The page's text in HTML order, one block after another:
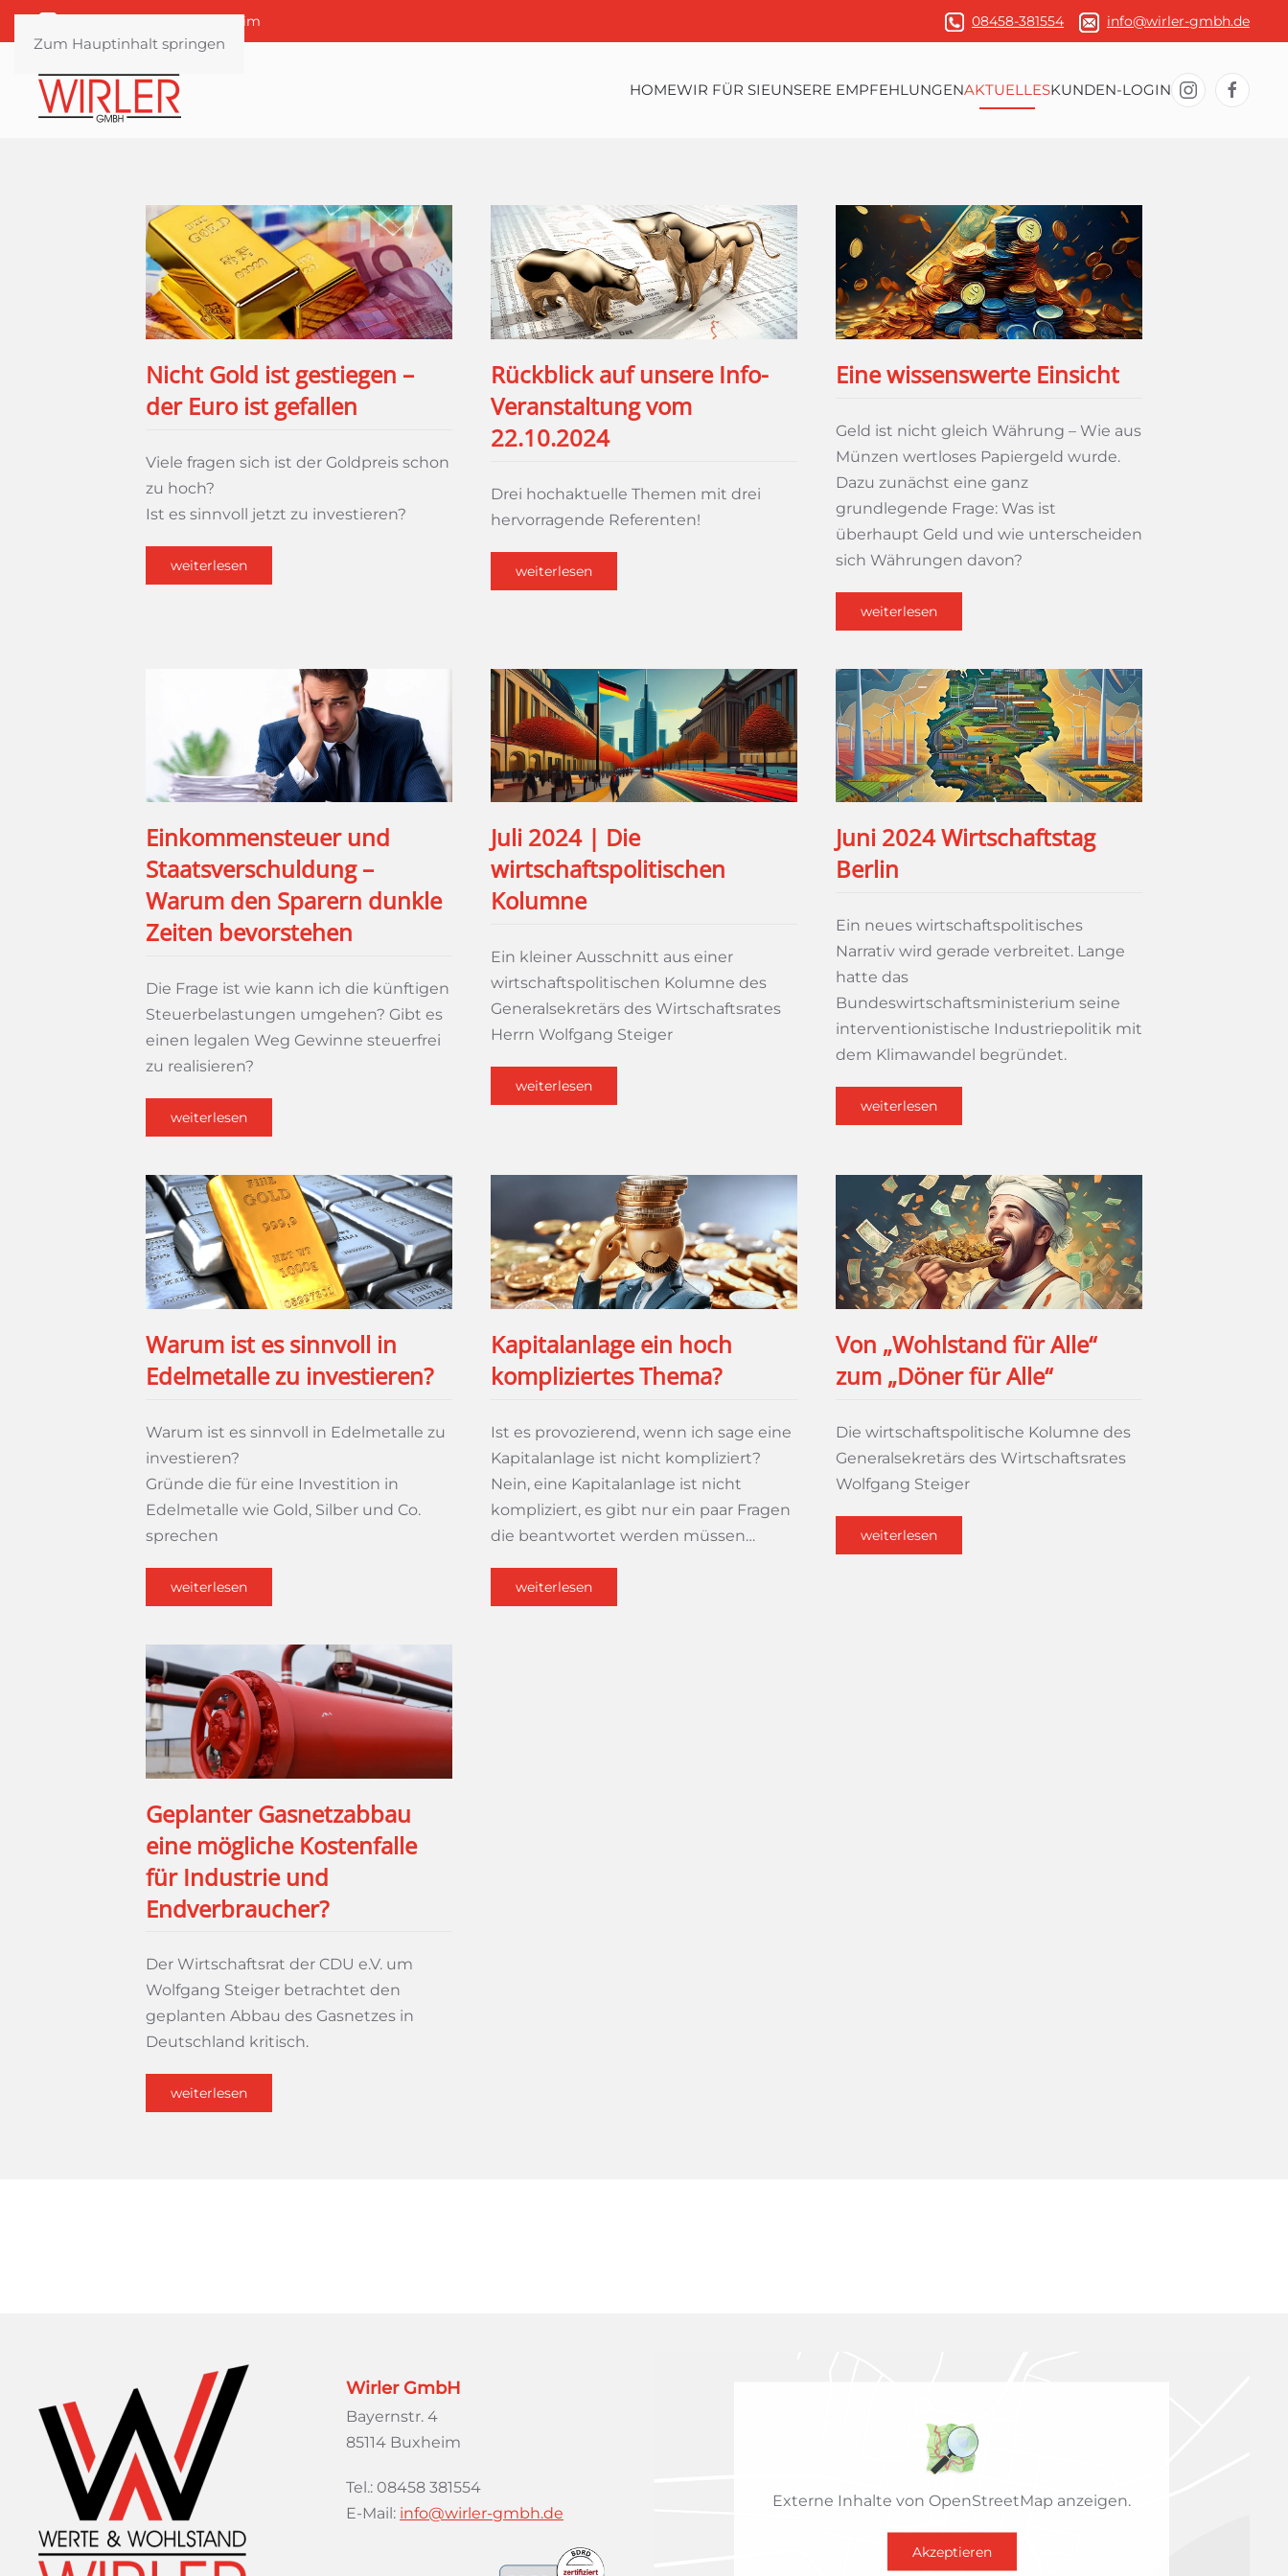
Zum Hauptinhalt springen
Bayernstr. 4 | 85114 Buxheim 08458-381554 info@wirler-gmbh.de
HOMEWIR FÜR SIEUNSERE EMPFEHLUNGENAKTUELLESKUNDEN-LOGIN
Nicht Gold ist gestiegen –
der Euro ist gefallen
Viele fragen sich ist der Goldpreis schon
zu hoch?
Ist es sinnvoll jetzt zu investieren?
weiterlesen
Rückblick auf unsere Info-
Veranstaltung vom
22.10.2024
Drei hochaktuelle Themen mit drei
hervorragende Referenten!
weiterlesen
Eine wissenswerte Einsicht
Geld ist nicht gleich Währung – Wie aus
Münzen wertloses Papiergeld wurde.
Dazu zunächst eine ganz
grundlegende Frage: Was ist
überhaupt Geld und wie unterscheiden
sich Währungen davon?
weiterlesen
Einkommensteuer und
Staatsverschuldung –
Warum den Sparern dunkle
Zeiten bevorstehen
Die Frage ist wie kann ich die künftigen
Steuerbelastungen umgehen? Gibt es
einen legalen Weg Gewinne steuerfrei
zu realisieren?
weiterlesen
Juli 2024 | Die
wirtschaftspolitischen
Kolumne
Ein kleiner Ausschnitt aus einer
wirtschaftspolitischen Kolumne des
Generalsekretärs des Wirtschaftsrates
Herrn Wolfgang Steiger
weiterlesen
Juni 2024 Wirtschaftstag
Berlin
Ein neues wirtschaftspolitisches
Narrativ wird gerade verbreitet. Lange
hatte das
Bundeswirtschaftsministerium seine
interventionistische Industriepolitik mit
dem Klimawandel begründet.
weiterlesen
Warum ist es sinnvoll in
Edelmetalle zu investieren?
Warum ist es sinnvoll in Edelmetalle zu
investieren?
Gründe die für eine Investition in
Edelmetalle wie Gold, Silber und Co.
sprechen
weiterlesen
Kapitalanlage ein hoch
kompliziertes Thema?
Ist es provozierend, wenn ich sage eine
Kapitalanlage ist nicht kompliziert?
Nein, eine Kapitalanlage ist nicht
kompliziert, es gibt nur ein paar Fragen
die beantwortet werden müssen…
weiterlesen
Von „Wohlstand für Alle“
zum „Döner für Alle“
Die wirtschaftspolitische Kolumne des
Generalsekretärs des Wirtschaftsrates
Wolfgang Steiger
weiterlesen
Geplanter Gasnetzabbau
eine mögliche Kostenfalle
für Industrie und
Endverbraucher?
Der Wirtschaftsrat der CDU e.V. um
Wolfgang Steiger betrachtet den
geplanten Abbau des Gasnetzes in
Deutschland kritisch.
weiterlesen
Wirler GmbH
Bayernstr. 4
85114 Buxheim
Tel.: 08458 381554
E-Mail: info@wirler-gmbh.de
Externe Inhalte von OpenStreetMap anzeigen.
Akzeptieren